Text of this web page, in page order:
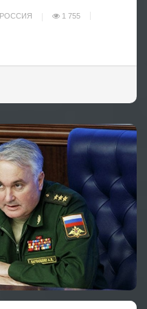
РОССИЯ
1 755